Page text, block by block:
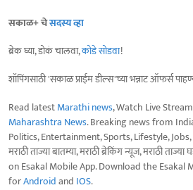
सकाळ+ चेसदस्य व्हा
ब्रेक घ्या, डोकं चालवा,कोडे सोडवा!
शॉपिंगसाठी 'सकाळ प्राईम डील्स'च्या भन्नाट ऑफर्स
Read latestMarathi news, Watch Live
Maharashtra News. Breaking news from
Politics, Entertainment, Sports, Lifestyle,
मराठी ताज्या बातम्या, मराठी ब्रेकिंग न्यूज, मराठी
on Esakal Mobile App. Download the Esakal
forAndroidand IOS.